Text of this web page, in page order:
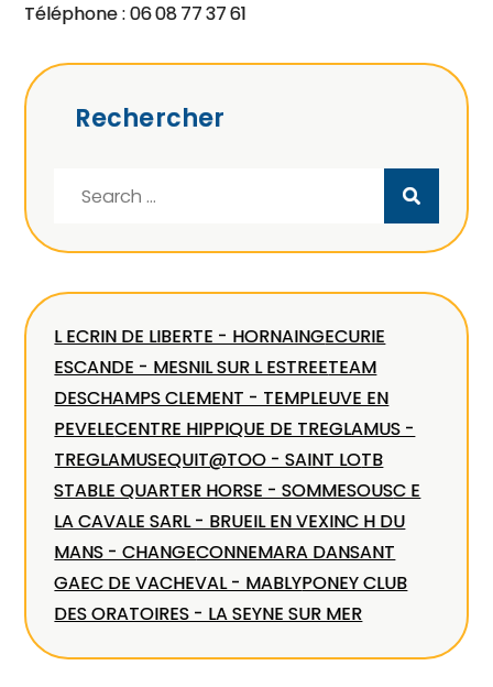
Téléphone : 06 08 77 37 61
Rechercher
L ECRIN DE LIBERTE - HORNAINGECURIE
ESCANDE - MESNIL SUR L ESTREETEAM
DESCHAMPS CLEMENT - TEMPLEUVE EN
PEVELECENTRE HIPPIQUE DE TREGLAMUS -
TREGLAMUSEQUIT@TOO - SAINT LOTB
STABLE QUARTER HORSE - SOMMESOUSC E
LA CAVALE SARL - BRUEIL EN VEXINC H DU
MANS - CHANGECONNEMARA DANSANT
GAEC DE VACHEVAL - MABLYPONEY CLUB
DES ORATOIRES - LA SEYNE SUR MER